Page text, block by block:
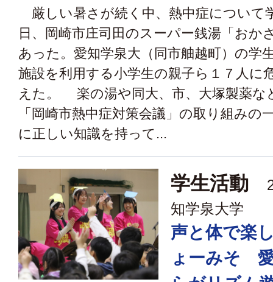
厳しい暑さが続く中、熱中症について
日、岡崎市庄司田のスーパー銭湯「おか
あった。愛知学泉大（同市舳越町）の学
施設を利用する小学生の親子ら１７人に
えた。 楽の湯や同大、市、大塚製薬な
「岡崎市熱中症対策会議」の取り組みの
に正しい知識を持って...
学生活動
知学泉大学
声と体で楽
ょーみそ